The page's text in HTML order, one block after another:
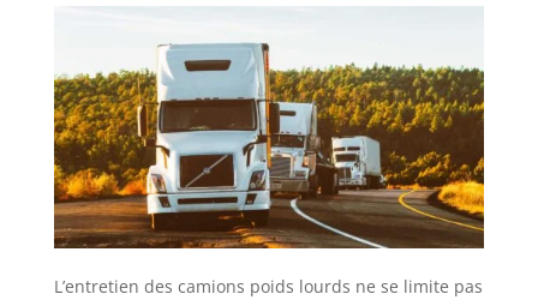
L’entretien des camions poids lourds ne se limite pas